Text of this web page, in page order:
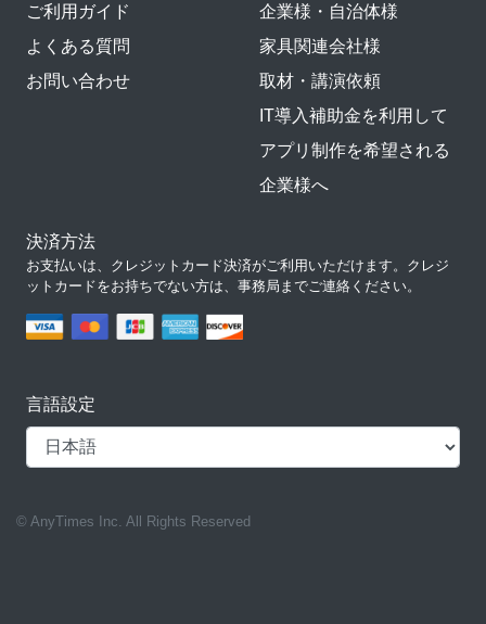
ご利用ガイド
よくある質問
お問い合わせ
企業様・自治体様
家具関連会社様
取材・講演依頼
IT導入補助金を利用して
アプリ制作を希望される
企業様へ
決済方法
お支払いは、クレジットカード決済がご利用いただけます。クレジ
ットカードをお持ちでない方は、事務局までご連絡ください。
言語設定
© AnyTimes Inc. All Rights Reserved